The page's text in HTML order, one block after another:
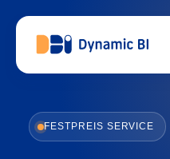
DBI Analytics — Power
FESTPREIS SERVICE